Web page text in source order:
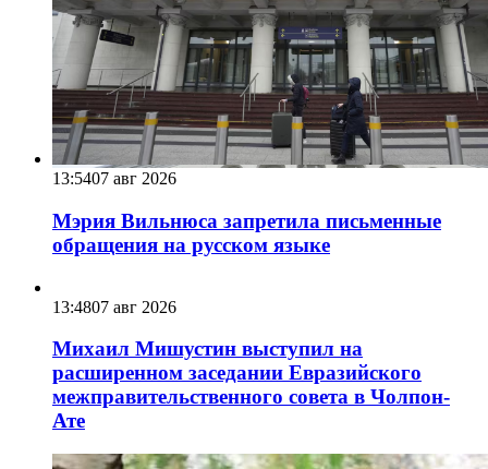
13:5407 авг 2026
Мэрия Вильнюса запретила письменные
обращения на русском языке
13:4807 авг 2026
Михаил Мишустин выступил на
расширенном заседании Евразийского
межправительственного совета в Чолпон-
Ате